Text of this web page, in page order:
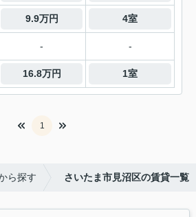
9.9万円 4室
- -
16.8万円 1室
1
ら探す さいたま市見沼区の賃貸一覧